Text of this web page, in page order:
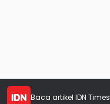
Baca artikel IDN Times